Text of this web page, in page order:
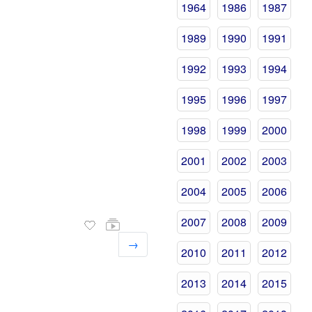
→
1964 1986
1987
1989
1990
1991
1992
1993
1994
1995
1996
1997
1998
1999
2000
2001
2002
2003
2004
2005
2006
2007
2008
2009
2010
2011
2012
2013
2014
2015